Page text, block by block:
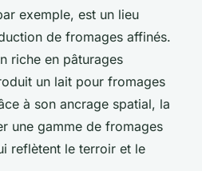
exemple, est un lieu
de fromages affinés.
riche en pâturages
un lait pour fromages
à son ancrage spatial, la
une gamme de fromages
reflètent le terroir et le